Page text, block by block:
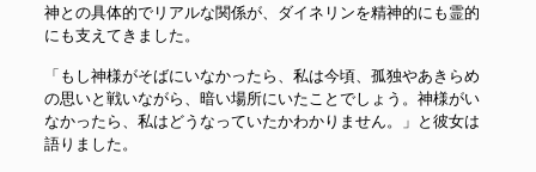
神との具体的でリアルな関係が、ダイネリンを精神的にも霊的
にも支えてきました。
「もし神様がそばにいなかったら、私は今頃、孤独やあきらめ
の思いと戦いながら、暗い場所にいたことでしょう。神様がい
なかったら、私はどうなっていたかわかりません。」と彼女は
語りました。